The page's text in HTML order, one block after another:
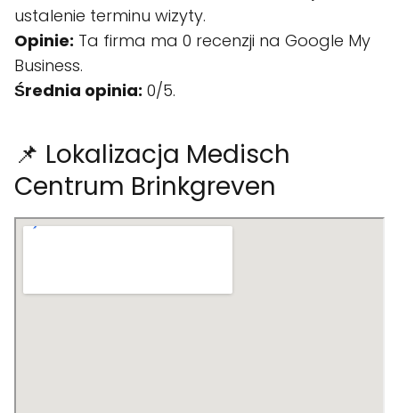
ustalenie terminu wizyty.
Opinie: Ta firma ma 0 recenzji na Google My
Business.
Średnia opinia: 0/5.
📌 Lokalizacja Medisch
Centrum Brinkgreven